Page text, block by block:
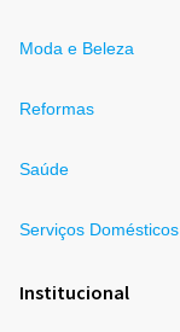
Moda e Beleza
Reformas
Saúde
Serviços Domésticos
Institucional